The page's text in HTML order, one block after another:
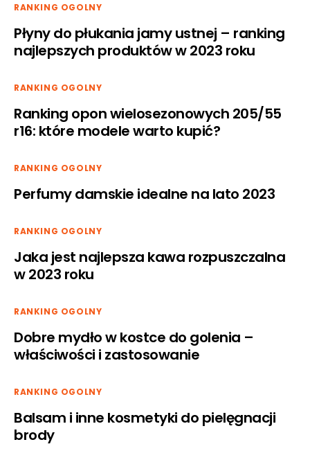
RANKING OGOLNY
Płyny do płukania jamy ustnej – ranking
najlepszych produktów w 2023 roku
RANKING OGOLNY
Ranking opon wielosezonowych 205/55
r16: które modele warto kupić?
RANKING OGOLNY
Perfumy damskie idealne na lato 2023
RANKING OGOLNY
Jaka jest najlepsza kawa rozpuszczalna
w 2023 roku
RANKING OGOLNY
Dobre mydło w kostce do golenia –
właściwości i zastosowanie
RANKING OGOLNY
Balsam i inne kosmetyki do pielęgnacji
brody